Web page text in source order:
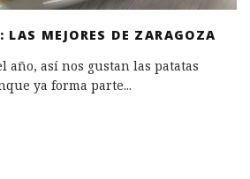
MEJORES DE ZARAGOZA
año, así nos gustan las patatas
ya forma parte...